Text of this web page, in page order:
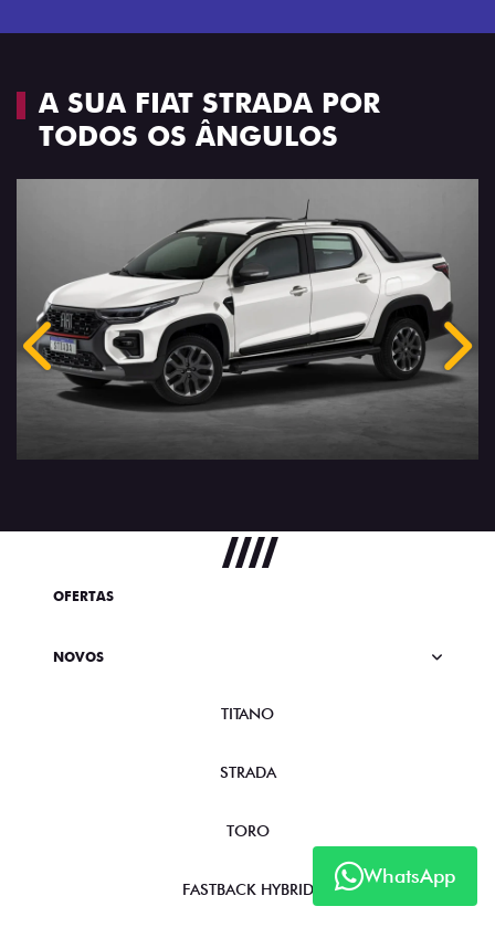
A SUA FIAT STRADA POR
TODOS OS ÂNGULOS
Anterior
WhatsApp
OFERTAS
NOVOS
TITANO
STRADA
TORO
FASTBACK HYBRID